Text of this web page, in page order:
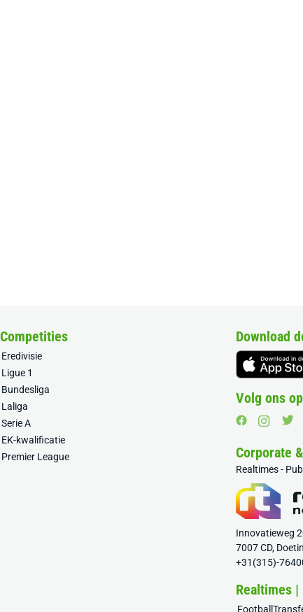
Competities
Eredivisie
Ligue 1
Bundesliga
Laliga
Serie A
EK-kwalificatie
Premier League
Download
Volg ons
Corporate
Realtimes -
Innovatieweg
7007 CD,
+31(315)-
Realtimes